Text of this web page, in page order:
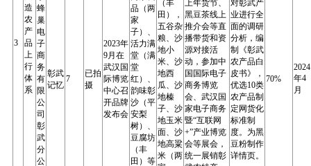
3
造
农
产
品
上
行
体
系
蜂
巢
电
子
商
务
有
限
公
司
彰
武
分
公
彰武
记忆
7
已拍
摄
2023年
9月在
武汉国
际博览
中心召
开品牌
发布会
品（两
家
子）、
活力满
堂（满
堂
红）、
韵味彰
沙（平
安梨
树）、
豆腐坊
（丰
田）等
（丰
田），
五谷杂
粮、沙
地小
米、沙
地西
瓜、沙
地榛
子、沙
地玉米
面、沙
地高粱
米（两
上年货节、
黑豆茶线上
推介会等直
播带货和资
源对接活
动，参加中
国国际电子
商务博览
会、武汉国
家电子商务
暨“互联网
+”产业博览
会等展会，
统一展销彰
对彰武产
业进行全
面的调研
分析，编
制《彰武
农产品白
皮书》，
优选10类
农产品制
定网货化
标准制
度。为黑
豆粉制作
详情页。
70%
2024
年4
月